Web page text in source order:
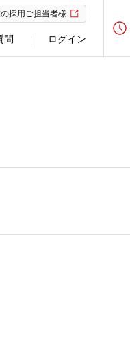
採用ご担当者様
問 ログイン